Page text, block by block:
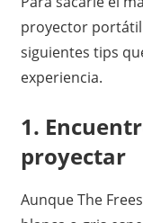
proyector portátil
siguientes tips
experiencia.
1.
proyectar
Aunque The